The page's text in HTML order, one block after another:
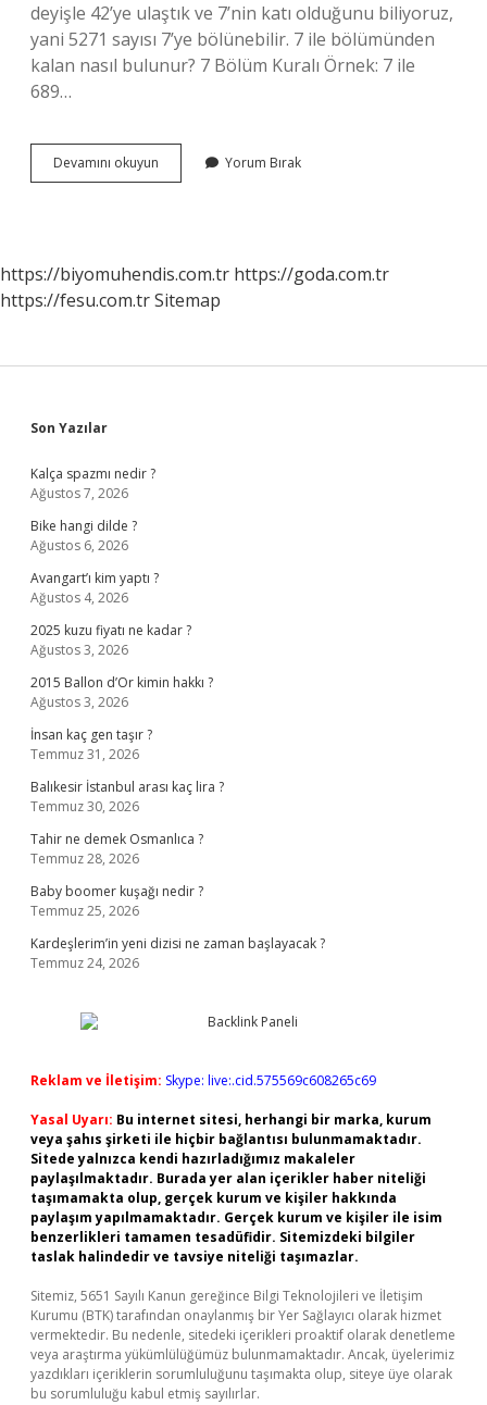
deyişle 42’ye ulaştık ve 7’nin katı olduğunu biliyoruz,
yani 5271 sayısı 7’ye bölünebilir. 7 ile bölümünden
kalan nasıl bulunur? 7 Bölüm Kuralı Örnek: 7 ile
689…
Devamını okuyun
Ile
Yorum Bırak
https://biyomuhendis.com.tr https://goda.com.tr
https://fesu.com.trSitemap
Sidebar
Son Yazılar
Kalça spazmı nedir ?
Ağustos 7, 2026
Bike hangi dilde ?
Ağustos 6, 2026
Avangart’ı kim yaptı ?
Ağustos 4, 2026
2025 kuzu fiyatı ne kadar ?
Ağustos 3, 2026
2015 Ballon d’Or kimin hakkı ?
Ağustos 3, 2026
İnsan kaç gen taşır ?
Temmuz 31, 2026
Balıkesir İstanbul arası kaç lira ?
Temmuz 30, 2026
Tahir ne demek Osmanlıca ?
Temmuz 28, 2026
Baby boomer kuşağı nedir ?
Temmuz 25, 2026
Kardeşlerim’in yeni dizisi ne zaman başlayacak ?
Temmuz 24, 2026
Reklam ve İletişim: Skype: live:.cid.575569c608265c69
Yasal Uyarı: Bu internet sitesi, herhangi bir marka, kurum
veya şahıs şirketi ile hiçbir bağlantısı bulunmamaktadır.
Sitede yalnızca kendi hazırladığımız makaleler
paylaşılmaktadır. Burada yer alan içerikler haber niteliği
taşımamakta olup, gerçek kurum ve kişiler hakkında
paylaşım yapılmamaktadır. Gerçek kurum ve kişiler ile isim
benzerlikleri tamamen tesadüfidir. Sitemizdeki bilgiler
taslak halindedir ve tavsiye niteliği taşımazlar.
Sitemiz, 5651 Sayılı Kanun gereğince Bilgi Teknolojileri ve İletişim
Kurumu (BTK) tarafından onaylanmış bir Yer Sağlayıcı olarak hizmet
vermektedir. Bu nedenle, sitedeki içerikleri proaktif olarak denetleme
veya araştırma yükümlülüğümüz bulunmamaktadır. Ancak, üyelerimiz
yazdıkları içeriklerin sorumluluğunu taşımakta olup, siteye üye olarak
bu sorumluluğu kabul etmiş sayılırlar.